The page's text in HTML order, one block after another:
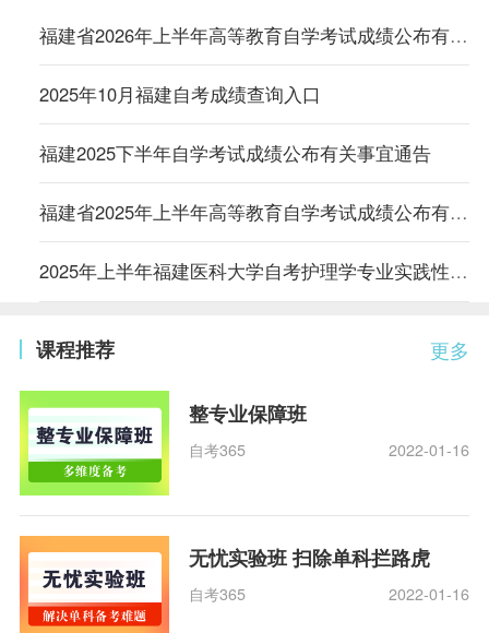
福建省2026年上半年高等教育自学考试成绩公布有关事宜的通告
2025年10月福建自考成绩查询入口
福建2025下半年自学考试成绩公布有关事宜通告
福建省2025年上半年高等教育自学考试成绩公布有关事宜的通告
2025年上半年福建医科大学自考护理学专业实践性环节考核（含毕业论文）成绩的通知
更多
课程推荐
整专业保障班
自考365 2022-01-16
无忧实验班 扫除单科拦路虎
自考365 2022-01-16